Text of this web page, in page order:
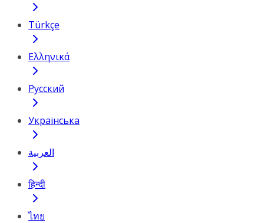
Türkçe
Ελληνικά
Русский
Українська
العربية
हिन्दी
ไทย